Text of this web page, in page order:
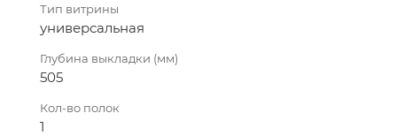
Тип витрины
универсальная
Глубина выкладки (мм)
505
Кол-во полок
1